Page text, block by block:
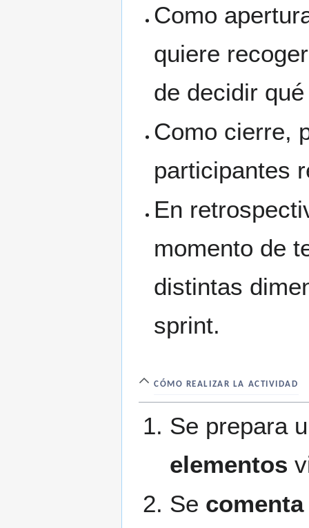
Como
quiere
de decidir
Como cierre,
participantes
En
momento de
distintas
sprint.
CÓMO REALIZAR LA ACTIVIDAD
Se prepara
elementos
Se